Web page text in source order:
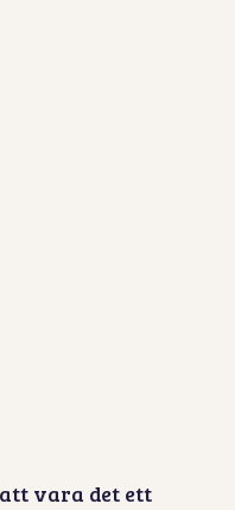
vara det ett